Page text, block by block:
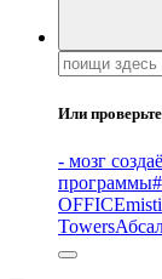
Поиск:
Или
- мозг
программы
OFFICE
Towers